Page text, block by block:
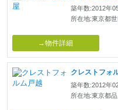
築年数:2012年
所在地:東京都
→物件詳細
クレストフォ
築年数:2012年
所在地:東京都